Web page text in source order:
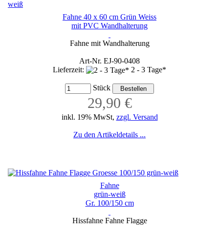
Fahne 40 x 60 cm Grün Weiss
mit PVC Wandhalterung
Fahne mit Wandhalterung
Art-Nr. EJ-90-0408
Lieferzeit:
2 - 3 Tage*
Stück
29,90 €
inkl. 19% MwSt, zzgl. Versand
Zu den Artikeldetails ...
Fahne
grün-weiß
Gr. 100/150 cm
Hissfahne Fahne Flagge